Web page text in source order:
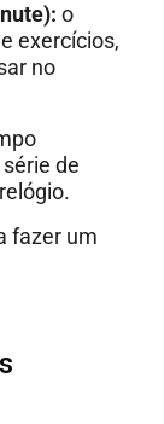
o
exercícios,
no
de
fazer um